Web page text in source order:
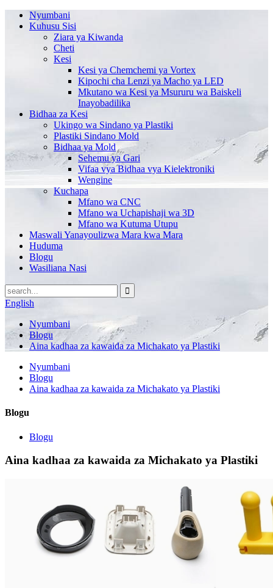
Nyumbani
Kuhusu Sisi
Ziara ya Kiwanda
Cheti
Kesi
Kesi ya Chemchemi ya Vortex
Kipochi cha Lenzi ya Macho ya LED
Mkutano wa Kesi ya Msururu wa Baiskeli
Inayobadilika
Bidhaa za Kesi
Ukingo wa Sindano ya Plastiki
Plastiki Sindano Mold
Bidhaa ya Mold
Sehemu ya Gari
Vifaa vya Bidhaa vya Kielektroniki
Wengine
Kuchapa
Mfano wa CNC
Mfano wa Uchapishaji wa 3D
Mfano wa Kutuma Utupu
Maswali Yanayoulizwa Mara kwa Mara
Huduma
Blogu
Wasiliana Nasi
English
Nyumbani
Blogu
Aina kadhaa za kawaida za Michakato ya Plastiki
Nyumbani
Blogu
Aina kadhaa za kawaida za Michakato ya Plastiki
Blogu
Blogu
Aina kadhaa za kawaida za Michakato ya Plastiki